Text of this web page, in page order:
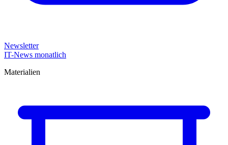
Newsletter
IT-News monatlich
Materialien